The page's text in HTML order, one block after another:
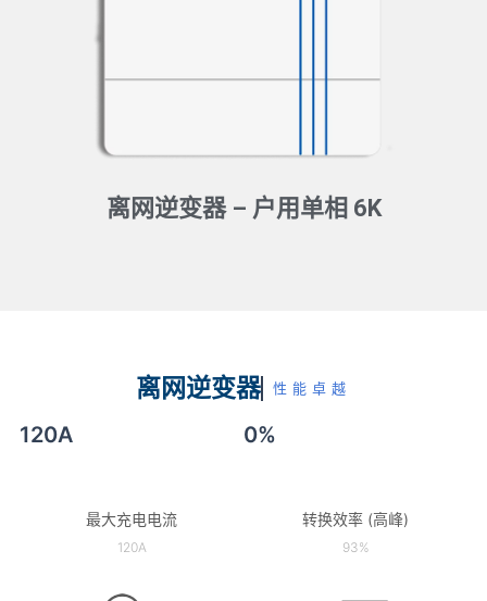
离网逆变器 – 户用单相 6K
离网逆变器 性能卓越
120A
最大充电电流
120A
0%
转换效率 (高峰)
93%